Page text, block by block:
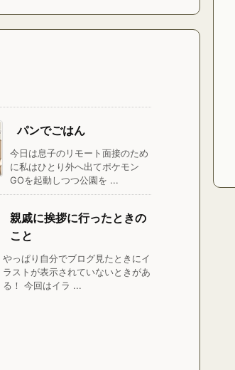
パンでごはん
今日は息子のリモート面接のため
に私はひとり外へ出てポケモン
GOを起動しつつ公園を ...
親戚に挨拶に行ったときの
こと
やっぱり自分でブログ見たときにイ
ラストが表示されていないときがあ
る！ 今回はイラ ...